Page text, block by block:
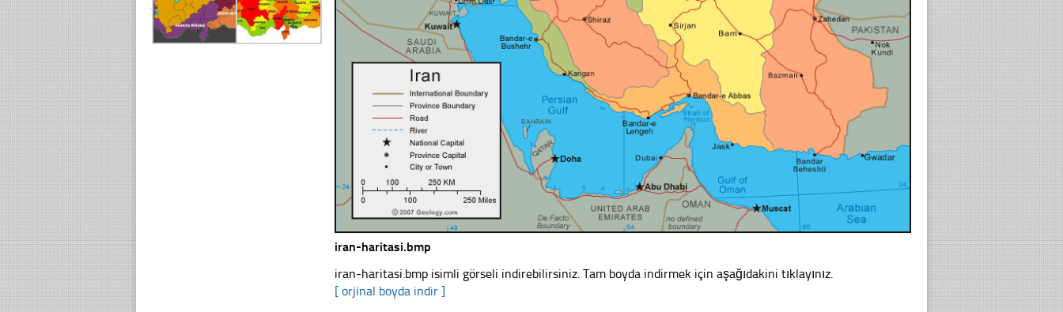
iran-haritasi.bmp
iran-haritasi.bmp isimli görseli indirebilirsiniz. Tam boyda indirmek için aşağıdakini tıklayınız.
[ orjinal boyda indir ]